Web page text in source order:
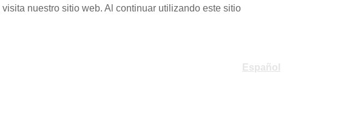
nuestro sitio web. Al continuar utilizando este sitio
Español